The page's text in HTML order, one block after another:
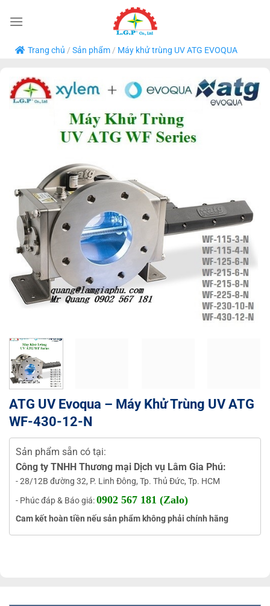
qua
dung
Trang chủ / Sản phẩm/ Máy khử trùng UV ATG EVOQUA
ATG UV Evoqua – Máy Khử Trùng UV ATG
WF-430-12-N
Sản phẩm sẵn có tại:
Công ty TNHH Thương mại Dịch vụ Lâm Gia Phú:
- 28/12B đường 32, P. Linh Đông, Tp. Thủ Đức, Tp. HCM
- Phúc đáp & Báo giá:0902 567 181 (Zalo)
Cam kết hoàn tiền nếu sản phẩm không phải chính hãng